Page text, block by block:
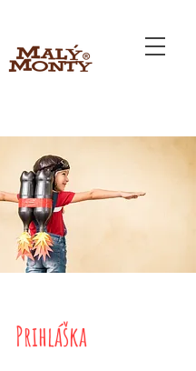
Prihláška